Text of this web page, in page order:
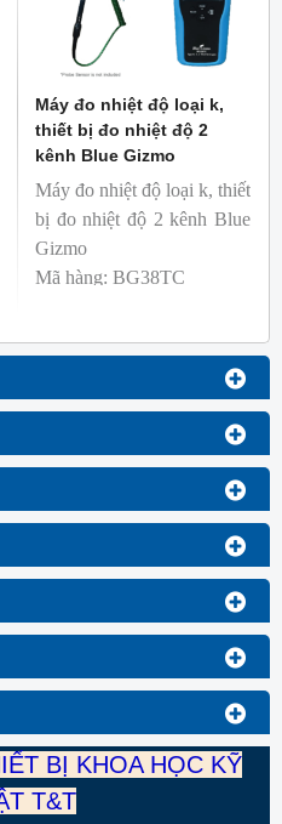
Máy đo nhiệt độ loại k,
thiết bị đo nhiệt độ 2
kênh Blue Gizmo
Máy đo nhiệt độ loại k, thiết
bị đo nhiệt độ 2 kênh Blue
Gizmo
Mã hàng: BG38TC
BỊ KHOA HỌC KỸ
T&T